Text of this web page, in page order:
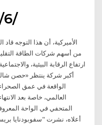
2‏‏/6‏‏/1442 بعد الهجرة
من أسهم شركات الطاقة
ارتفاع الرقابة البيئية،
الواقعة في عمق الصحراء
العالمي، خاصة بعد
المتحفي في الواحة
أعلاه، نشرت "سفوبودنايا